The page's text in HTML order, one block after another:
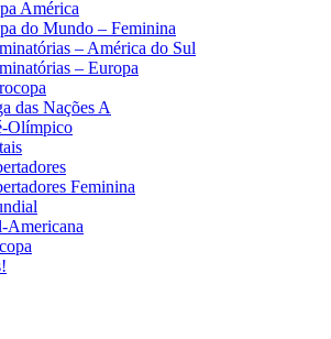
América
do Mundo – Feminina
– América do Sul
– Europa
das Nações A
Olímpico
Feminina
Americana